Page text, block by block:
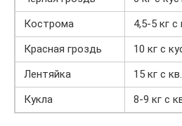
Кострома
4,5-5 кг с
Красная гроздь
10 кг с
Лентяйка
15 кг с
Кукла
8-9 кг с